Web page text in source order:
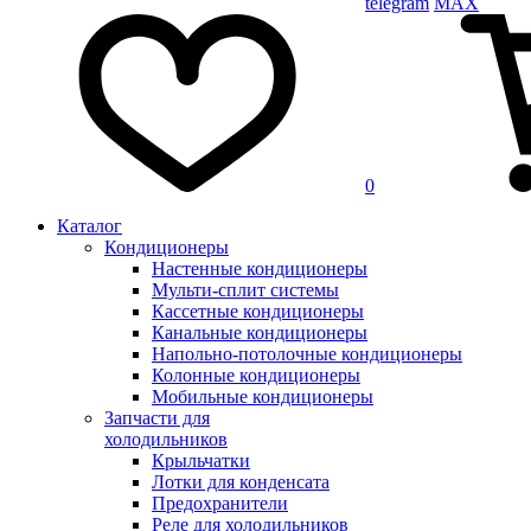
0
Каталог
Кондиционеры
Настенные кондиционеры
Мульти-сплит системы
Кассетные кондиционеры
Канальные кондиционеры
Напольно-потолочные кондиционеры
Колонные кондиционеры
Мобильные кондиционеры
Запчасти для
холодильников
Крыльчатки
Лотки для конденсата
Предохранители
Реле для холодильников